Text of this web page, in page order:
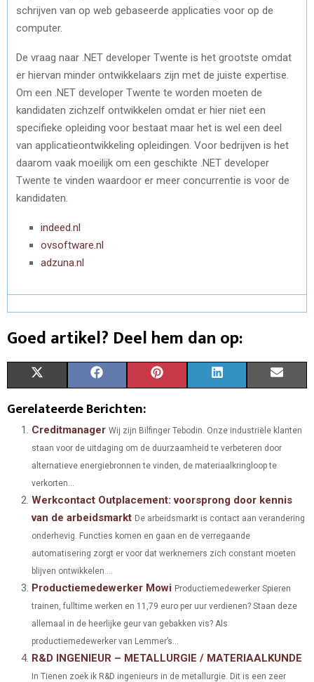
schrijven van op web gebaseerde applicaties voor op de
computer.
De vraag naar .NET developer Twente is het grootste omdat
er hiervan minder ontwikkelaars zijn met de juiste expertise.
Om een .NET developer Twente te worden moeten de
kandidaten zichzelf ontwikkelen omdat er hier niet een
specifieke opleiding voor bestaat maar het is wel een deel
van applicatieontwikkeling opleidingen. Voor bedrijven is het
daarom vaak moeilijk om een geschikte .NET developer
Twente te vinden waardoor er meer concurrentie is voor de
kandidaten.
indeed.nl
ovsoftware.nl
adzuna.nl
Goed artikel? Deel hem dan op:
A
R
O
T
W
T
E
R
)
A
R
O
C
E
O
K
A
R
O
N
T
R
S
A
R
O
N
K
D
N
A
O
A
Gerelateerde Berichten:
Creditmanager Wij zijn Bilfinger Tebodin. Onze industriële klanten
staan ​​voor de uitdaging om de duurzaamheid te verbeteren door
alternatieve energiebronnen te vinden, de materiaalkringloop te
verkorten...
Werkcontact Outplacement: voorsprong door kennis
van de arbeidsmarkt De arbeidsmarkt is contact aan verandering
onderhevig. Functies komen en gaan en de verregaande
automatisering zorgt er voor dat werknemers zich constant moeten
blijven ontwikkelen....
Productiemedewerker Mowi Productiemedewerker Spieren
trainen, fulltime werken en 11,79 euro per uur verdienen? Staan deze
allemaal in de heerlijke geur van gebakken vis? Als
productiemedewerker van Lemmer’s...
R&D INGENIEUR – METALLURGIE / MATERIAALKUNDE
In Tienen zoek ik R&D ingenieurs in de metallurgie. Dit is een zeer